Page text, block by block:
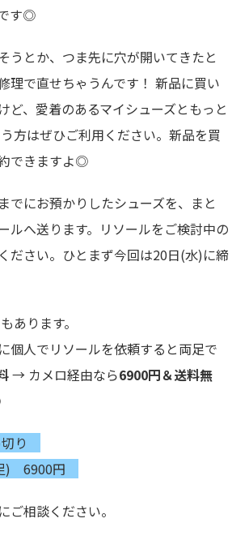
す◎
うとか、つま先に穴が開いてきたと
理で直せちゃうんです！ 新品に買い
ど、愛着のあるマイシューズともっと
方はぜひご利用ください。新品を買
できますよ◎
でにお預かりしたシューズを、まと
ルへ送ります。リソールをご検討中の
ださい。ひとまず今回は20日(水)に締
あります。
個人でリソールを依頼すると両足で
→ カメロ経由なら6900円＆送料無
り
) 6900円
ご相談ください。